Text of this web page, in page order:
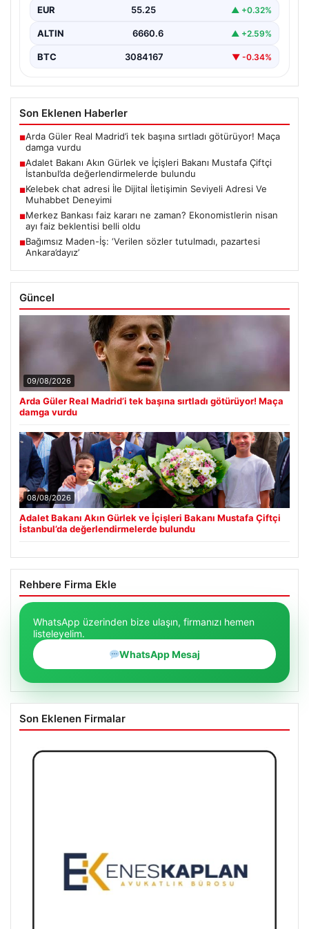
incelemelerde…
EUR 55.25 ▲ +0.32%
ALTIN 6660.6 ▲ +2.59%
BTC 3084167 ▼ -0.34%
Son Eklenen Haberler
■Arda Güler Real Madrid’i tek başına sırtladı götürüyor! Maça
damga vurdu
■Adalet Bakanı Akın Gürlek ve İçişleri Bakanı Mustafa Çiftçi
İstanbul’da değerlendirmelerde bulundu
■Kelebek chat adresi İle Dijital İletişimin Seviyeli Adresi Ve
Muhabbet Deneyimi
■Merkez Bankası faiz kararı ne zaman? Ekonomistlerin nisan
ayı faiz beklentisi belli oldu
■Bağımsız Maden-İş: ‘Verilen sözler tutulmadı, pazartesi
Ankara’dayız’
Güncel
09/08/2026
Arda Güler Real Madrid’i tek başına sırtladı götürüyor! Maça
damga vurdu
08/08/2026
Adalet Bakanı Akın Gürlek ve İçişleri Bakanı Mustafa Çiftçi
İstanbul’da değerlendirmelerde bulundu
Rehbere Firma Ekle
WhatsApp üzerinden bize ulaşın, firmanızı hemen
listeleyelim.
WhatsApp Mesaj
Son Eklenen Firmalar